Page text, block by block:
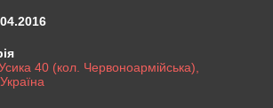
40 (кол. Червоноармійська),